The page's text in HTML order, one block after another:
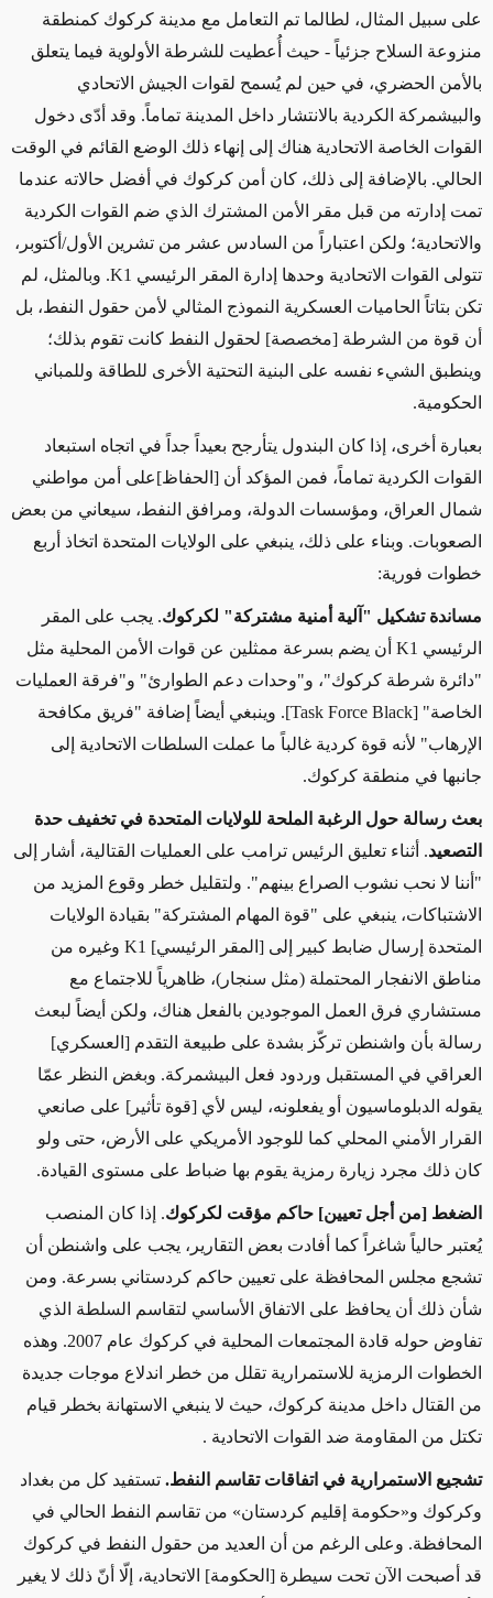
على سبيل المثال، لطالما تم التعامل مع مدينة كركوك كمنطقة
منزوعة السلاح جزئياً - حيث أُعطيت للشرطة الأولوية فيما يتعلق
بالأمن الحضري، في حين لم يُسمح لقوات الجيش الاتحادي
والبيشمركة الكردية بالانتشار داخل المدينة تماماً. وقد أدّى دخول
القوات الخاصة الاتحادية هناك إلى إنهاء ذلك الوضع القائم في الوقت
الحالي. بالإضافة إلى ذلك، كان أمن كركوك في أفضل حالاته عندما
تمت إدارته من قبل مقر الأمن المشترك الذي ضم القوات الكردية
والاتحادية؛ ولكن اعتباراً من السادس عشر من تشرين الأول/أكتوبر،
تتولى القوات الاتحادية وحدها إدارة المقر الرئيسي K1. وبالمثل، لم
تكن بتاتاً الحاميات العسكرية النموذج المثالي لأمن حقول النفط، بل
أن قوة من الشرطة [مخصصة] لحقول النفط كانت تقوم بذلك؛
وينطبق الشيء نفسه على البنية التحتية الأخرى للطاقة وللمباني
الحكومية.
بعبارة أخرى، إذا كان البندول يتأرجح بعيداً جداً في اتجاه استبعاد
القوات الكردية تماماً، فمن المؤكد أن [الحفاظ]على أمن مواطني
شمال العراق، ومؤسسات الدولة، ومرافق النفط، سيعاني من بعض
الصعوبات. وبناء على ذلك، ينبغي على الولايات المتحدة اتخاذ أربع
خطوات فورية:
مساندة تشكيل "آلية أمنية مشتركة" لكركوك. يجب على المقر
الرئيسي K1 أن يضم بسرعة ممثلين عن قوات الأمن المحلية مثل
"دائرة شرطة كركوك"، و"وحدات دعم الطوارئ" و"فرقة العمليات
الخاصة" [Task Force Black]. وينبغي أيضاً إضافة "فريق مكافحة
الإرهاب" لأنه قوة كردية غالباً ما عملت السلطات الاتحادية إلى
جانبها في منطقة كركوك.
بعث رسالة حول الرغبة الملحة للولايات المتحدة في تخفيف حدة
التصعيد. أثناء تعليق الرئيس ترامب على العمليات القتالية، أشار إلى
"أننا لا نحب نشوب الصراع بينهم". ولتقليل خطر وقوع المزيد من
الاشتباكات، ينبغي على "قوة المهام المشتركة" بقيادة الولايات
المتحدة إرسال ضابط كبير إلى [المقر الرئيسي] K1 وغيره من
مناطق الانفجار المحتملة (مثل سنجار)، ظاهرياً للاجتماع مع
مستشاري فرق العمل الموجودين بالفعل هناك، ولكن أيضاً لبعث
رسالة بأن واشنطن تركّز بشدة على طبيعة التقدم [العسكري]
العراقي في المستقبل وردود فعل البيشمركة. وبغض النظر عمّا
يقوله الدبلوماسيون أو يفعلونه، ليس لأي [قوة تأثير] على صانعي
القرار الأمني ​​المحلي كما للوجود الأمريكي على الأرض، حتى ولو
كان ذلك مجرد زيارة رمزية يقوم بها ضباط على مستوى القيادة.
الضغط [من أجل تعيين] حاكم مؤقت لكركوك. إذا كان المنصب
يُعتبر حالياً شاغراً كما أفادت بعض التقارير، يجب على واشنطن أن
تشجع مجلس المحافظة على تعيين حاكم كردستاني بسرعة. ومن
شأن ذلك أن يحافظ على الاتفاق الأساسي لتقاسم السلطة الذي
تفاوض حوله قادة المجتمعات المحلية في كركوك عام 2007. وهذه
الخطوات الرمزية للاستمرارية تقلل من خطر اندلاع موجات جديدة
من القتال داخل مدينة كركوك، حيث لا ينبغي الاستهانة بخطر قيام
تكتل من المقاومة ضد القوات الاتحادية .
تشجيع الاستمرارية في اتفاقات تقاسم النفط. تستفيد كل من بغداد
وكركوك و«حكومة إقليم كردستان» من تقاسم النفط الحالي في
المحافظة. وعلى الرغم من أن العديد من حقول النفط في كركوك
قد أصبحت الآن تحت سيطرة [الحكومة] الاتحادية، إلّا أنّ ذلك لا يغير